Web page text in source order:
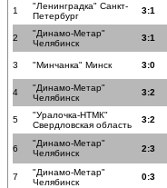
1
"Ленинградка" Санкт-
Петербург
3:1
2
"Динамо-Метар"
Челябинск
3:1
3 "Минчанка" Минск 3:0
4
"Динамо-Метар"
Челябинск
3:2
5
"Уралочка-НТМК"
Свердловская область
3:2
6
"Динамо-Метар"
Челябинск
2:3
7
"Динамо-Метар"
Челябинск
0:3